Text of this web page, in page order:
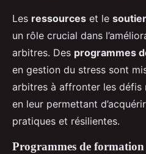
Les ressources et le
un rôle crucial dans
arbitres. Des programmes
en gestion du stress sont
arbitres à affronter les défis
en leur permettant
pratiques et résilientes.
Programmes de formation